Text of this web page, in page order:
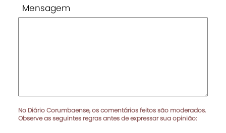
Mensagem
No Diário Corumbaense, os comentários feitos são moderados.
Observe as seguintes regras antes de expressar sua opinião: